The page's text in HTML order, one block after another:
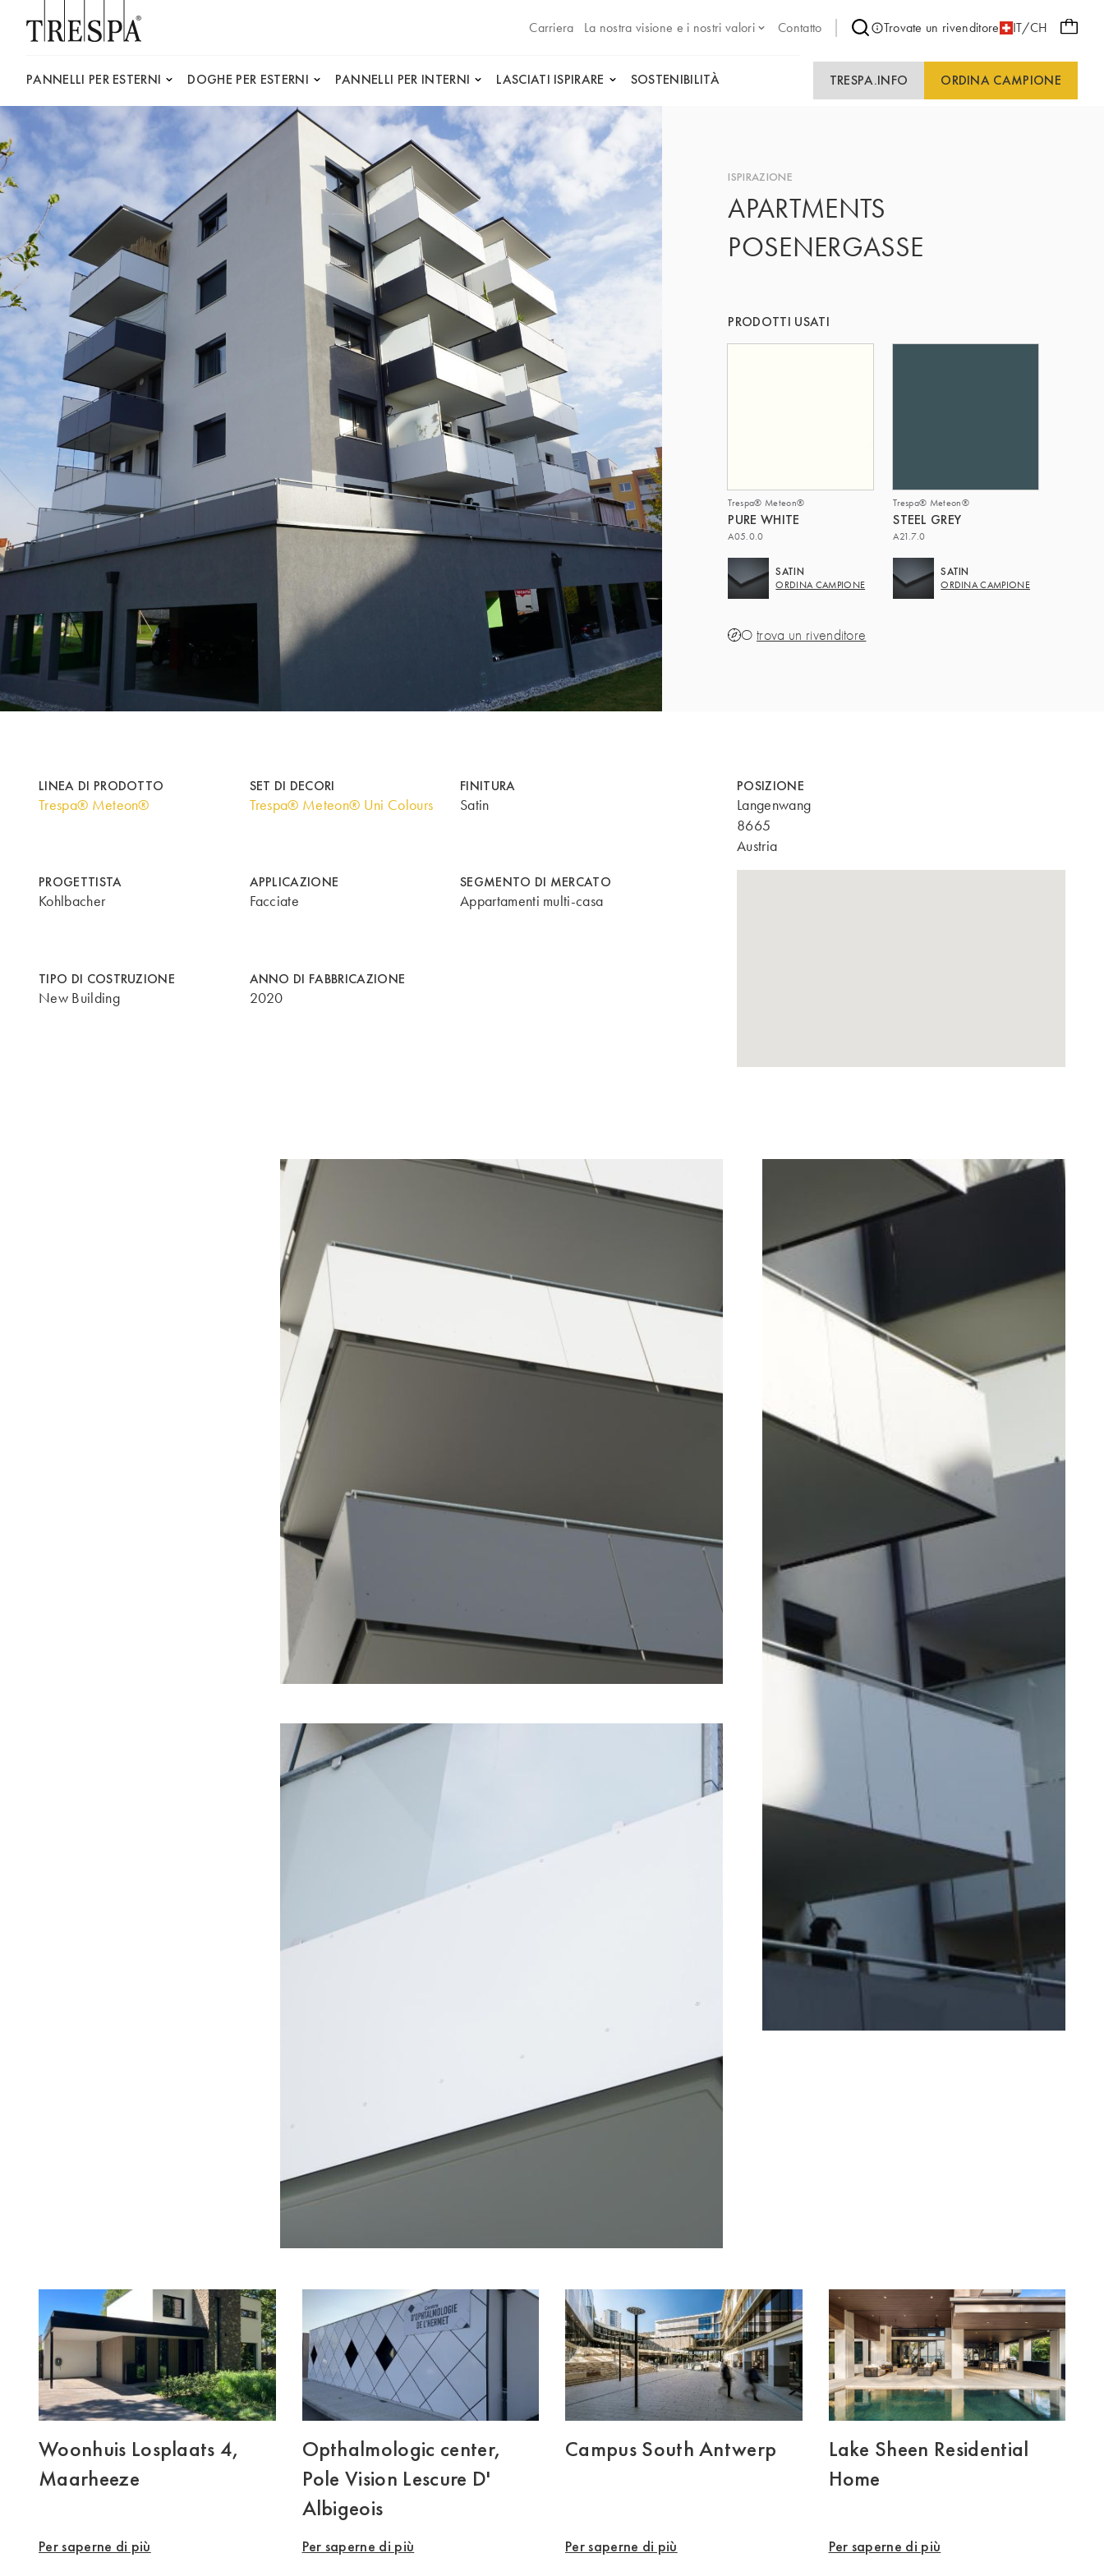
Carriera
La nostra visione e i nostri valori Contatto Trovate un rivenditore IT/CH
PANNELLI PER ESTERNI DOGHE PER ESTERNI PANNELLI PER INTERNI LASCIATI ISPIRARE SOSTENIBILITÀ TRESPA.INFO ORDINA CAMPIONE
ISPIRAZIONE
APARTMENTS
POSENERGASSE
PRODOTTI USATI
Trespa® Meteon®
PURE WHITE
A05.0.0
SATIN
ORDINA CAMPIONE
Trespa® Meteon®
STEEL GREY
A21.7.0
SATIN
ORDINA CAMPIONE
Otrova un rivenditore
LINEA DI PRODOTTO
Trespa® Meteon®
SET DI DECORI
Trespa® Meteon® Uni Colours
FINITURA
Satin
PROGETTISTA
Kohlbacher
APPLICAZIONE
Facciate
SEGMENTO DI MERCATO
Appartamenti multi-casa
TIPO DI COSTRUZIONE
New Building
ANNO DI FABBRICAZIONE
2020
POSIZIONE
Langenwang
8665
Austria
Woonhuis Losplaats 4,
Maarheeze
Per saperne di più
Opthalmologic center,
Pole Vision Lescure D'
Albigeois
Per saperne di più
Campus South Antwerp
Per saperne di più
Lake Sheen Residential
Home
Per saperne di più